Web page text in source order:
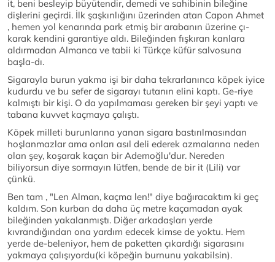
it, beni besleyip büyütendir, demedi ve sahibinin bileğine
dişlerini geçirdi. İlk şaşkınlığını üzerinden atan Capon Ahmet
, hemen yol kenarında park etmiş bir arabanın üzerine çı-
karak kendini garantiye aldı. Bileğinden fışkıran kanlara
aldırmadan Almanca ve tabii ki Türkçe küfür salvosuna
başla-dı.
Sigarayla burun yakma işi bir daha tekrarlanınca köpek iyice
kudurdu ve bu sefer de sigarayı tutanın elini kaptı. Ge-riye
kalmıştı bir kişi. O da yapılmaması gereken bir şeyi yaptı ve
tabana kuvvet kaçmaya çalıştı.
Köpek milleti burunlarına yanan sigara bastırılmasından
hoşlanmazlar ama onları asıl deli ederek azmalarına neden
olan şey, koşarak kaçan bir Ademoğlu'dur. Nereden
biliyorsun diye sormayın lütfen, bende de bir it (Lili) var
çünkü.
Ben tam , "Len Alman, kaçma len!" diye bağıracaktım ki geç
kaldım. Son kurban da daha üç metre kaçamadan ayak
bileğinden yakalanmıştı. Diğer arkadaşları yerde
kıvrandığından ona yardım edecek kimse de yoktu. Hem
yerde de-beleniyor, hem de paketten çıkardığı sigarasını
yakmaya çalışıyordu(ki köpeğin burnunu yakabilsin).